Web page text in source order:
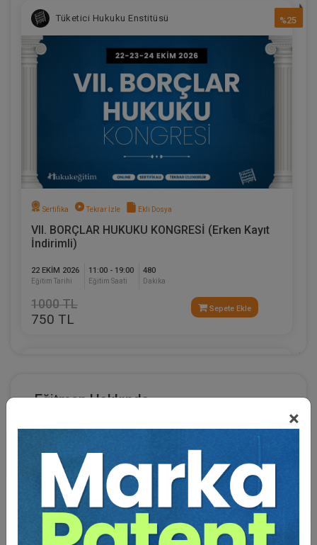
×
%25
Tüketici Hukuku Enstitüsü
Sertifika Tekrar İzle Ekli Dosya
VII. BORÇLAR HUKUKU KONGRESİ (Erken Kayıt
İndirimli)
22 EKIM 2026
Eğitim Tarihi
11:00 - 19:00
Eğitim Saati
480
Dakika
1000 TL
750 TL
Sepete Ekle
Eğitmen Hakkında
Tüketici Hukuku Kongreleri'nin yaratıcısıdır.
Akademik çalışmalarıyla bilinen derneğin ayrıca
tüketici hukuku alanında onlarca kitap projesi
bulunmaktadır.
Tüketici Hukuku Kongreleri her sene Kasım ayının 3.
haftasında geleneksel olarak yapılmak olup, bu sene